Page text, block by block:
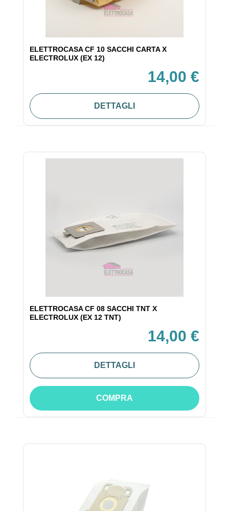
ELETTROCASA CF 10 SACCHI CARTA X
ELECTROLUX (EX 12)
14,00 €
DETTAGLI
ELETTROCASA CF 08 SACCHI TNT X
ELECTROLUX (EX 12 TNT)
14,00 €
DETTAGLI
COMPRA